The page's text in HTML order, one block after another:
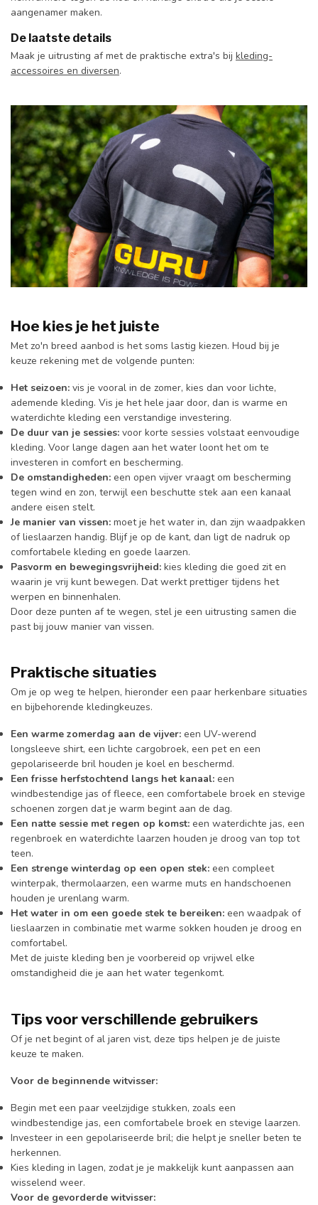
aangenamer maken.
De laatste details
Maak je uitrusting af met de praktische extra's bij kleding-
accessoires en diversen.
Hoe kies je het juiste
Met zo'n breed aanbod is het soms lastig kiezen. Houd bij je
keuze rekening met de volgende punten:
Het seizoen: vis je vooral in de zomer, kies dan voor lichte,
ademende kleding. Vis je het hele jaar door, dan is warme en
waterdichte kleding een verstandige investering.
De duur van je sessies: voor korte sessies volstaat eenvoudige
kleding. Voor lange dagen aan het water loont het om te
investeren in comfort en bescherming.
De omstandigheden: een open vijver vraagt om bescherming
tegen wind en zon, terwijl een beschutte stek aan een kanaal
andere eisen stelt.
Je manier van vissen: moet je het water in, dan zijn waadpakken
of lieslaarzen handig. Blijf je op de kant, dan ligt de nadruk op
comfortabele kleding en goede laarzen.
Pasvorm en bewegingsvrijheid: kies kleding die goed zit en
waarin je vrij kunt bewegen. Dat werkt prettiger tijdens het
werpen en binnenhalen.
Door deze punten af te wegen, stel je een uitrusting samen die
past bij jouw manier van vissen.
Praktische situaties
Om je op weg te helpen, hieronder een paar herkenbare situaties
en bijbehorende kledingkeuzes.
Een warme zomerdag aan de vijver: een UV-werend
longsleeve shirt, een lichte cargobroek, een pet en een
gepolariseerde bril houden je koel en beschermd.
Een frisse herfstochtend langs het kanaal: een
windbestendige jas of fleece, een comfortabele broek en stevige
schoenen zorgen dat je warm begint aan de dag.
Een natte sessie met regen op komst: een waterdichte jas, een
regenbroek en waterdichte laarzen houden je droog van top tot
teen.
Een strenge winterdag op een open stek: een compleet
winterpak, thermolaarzen, een warme muts en handschoenen
houden je urenlang warm.
Het water in om een goede stek te bereiken: een waadpak of
lieslaarzen in combinatie met warme sokken houden je droog en
comfortabel.
Met de juiste kleding ben je voorbereid op vrijwel elke
omstandigheid die je aan het water tegenkomt.
Tips voor verschillende gebruikers
Of je net begint of al jaren vist, deze tips helpen je de juiste
keuze te maken.
Voor de beginnende witvisser:
Begin met een paar veelzijdige stukken, zoals een
windbestendige jas, een comfortabele broek en stevige laarzen.
Investeer in een gepolariseerde bril; die helpt je sneller beten te
herkennen.
Kies kleding in lagen, zodat je je makkelijk kunt aanpassen aan
wisselend weer.
Voor de gevorderde witvisser: